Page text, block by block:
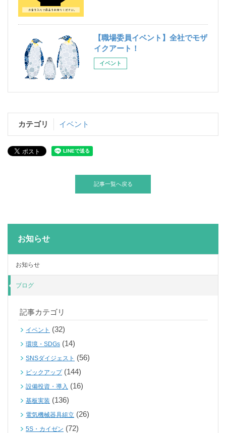
【職場委員イベント】全社でモザ
イクアート！
イベント
カテゴリ イベント
記事一覧へ戻る
お知らせ
お知らせ
ブログ
記事カテゴリ
イベント (32)
環境・SDGs (14)
SNSダイジェスト (56)
ピックアップ(144)
設備投資・導入 (16)
基板実装 (136)
電気機械器具組立 (26)
5S・カイゼン (72)